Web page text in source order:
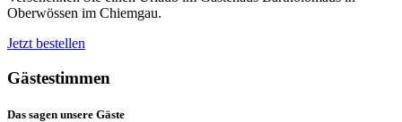
Oberwössen im Chiemgau.
Jetzt bestellen
Gästestimmen
Das sagen unsere Gäste